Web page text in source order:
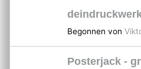
Begonnen von
Posterjack -